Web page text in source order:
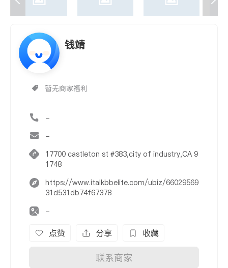
钱靖
暂无商家福利
-
-
17700 castleton st #383,city of industry,CA 9
1748
https://www.italkbbelite.com/ubiz/66029569
31d531db74f67378
-
点赞 分享 收藏
联系商家